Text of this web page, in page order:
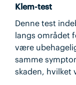
Klem-test
Denne test
langs området
være
samme
skaden,